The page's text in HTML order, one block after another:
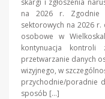
na 2026 r. Zgodnie
sektorowych na 2026
osobowe w
kontynuacja
przetwarzanie danych
wizyjnego, w
przychodnie/poradnie
sposób […]